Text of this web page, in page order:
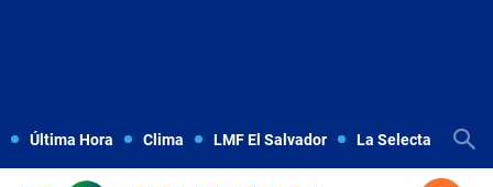
Última Hora Clima LMF El Salvador La Selecta